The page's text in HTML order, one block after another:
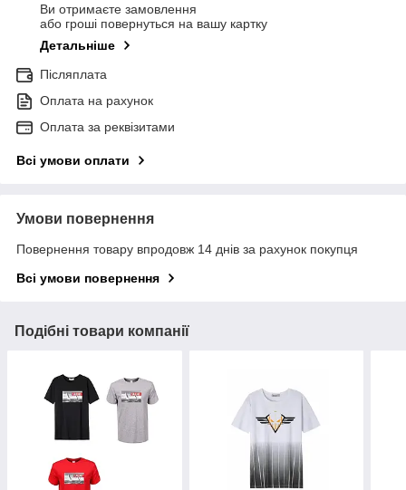
Ви отримаєте замовлення
або гроші повернуться на вашу картку
Детальніше
Післяплата
Оплата на рахунок
Оплата за реквізитами
Всі умови оплати
Умови повернення
Повернення товару впродовж 14 днів за рахунок покупця
Всі умови повернення
Подібні товари компанії